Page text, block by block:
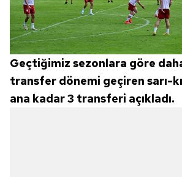
Geçtiğimiz sezonlara göre
transfer dönemi geçiren sarı-
ana kadar 3 transferi açıkladı.